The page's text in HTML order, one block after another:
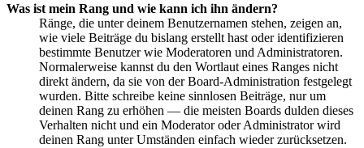
Was ist mein Rang und wie kann ich ihn ändern?
Ränge, die unter deinem Benutzernamen stehen, zeigen an,
wie viele Beiträge du bislang erstellt hast oder identifizieren
bestimmte Benutzer wie Moderatoren und Administratoren.
Normalerweise kannst du den Wortlaut eines Ranges nicht
direkt ändern, da sie von der Board-Administration festgelegt
wurden. Bitte schreibe keine sinnlosen Beiträge, nur um
deinen Rang zu erhöhen — die meisten Boards dulden dieses
Verhalten nicht und ein Moderator oder Administrator wird
deinen Rang unter Umständen einfach wieder zurücksetzen.